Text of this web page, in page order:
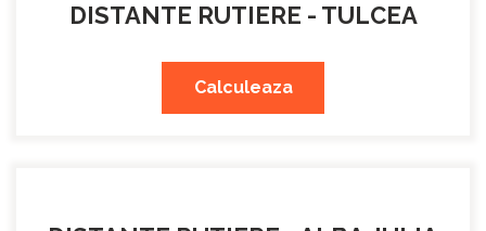
DISTANTE RUTIERE - TULCEA
Calculeaza